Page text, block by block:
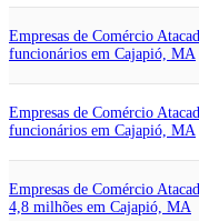
Empresas de Comércio
funcionários em Cajapió, MA
Empresas de Comércio
funcionários em Cajapió, MA
Empresas de Comércio
4,8 milhões em Cajapió, MA